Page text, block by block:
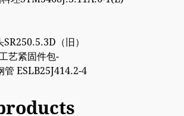
（旧）
艺紧固件包-
管 ESLB25J414.2-4